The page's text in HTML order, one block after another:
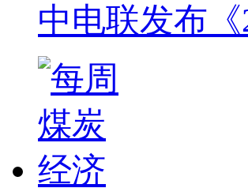
中电联发布